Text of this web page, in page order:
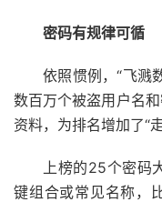
密码有规律可循
依照惯例，“飞溅
数百万个被盗用户名
资料，为排名增加了“走
上榜的25个密码
键组合或常见名称，